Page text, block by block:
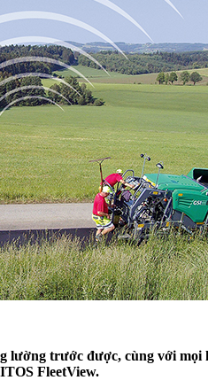
trước được, cùng với
FleetView.